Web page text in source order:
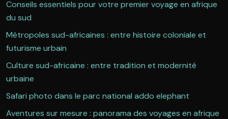
Conseils essentiels pour votre premier voyage en afrique
du sud
Métropoles sud-africaines : entre histoire coloniale et
futurisme urbain
Culture sud-africaine : entre tradition et modernité
urbaine
Safari photo dans le parc national addo elephant
Aventures sur mesure : panorama des voyages en afrique